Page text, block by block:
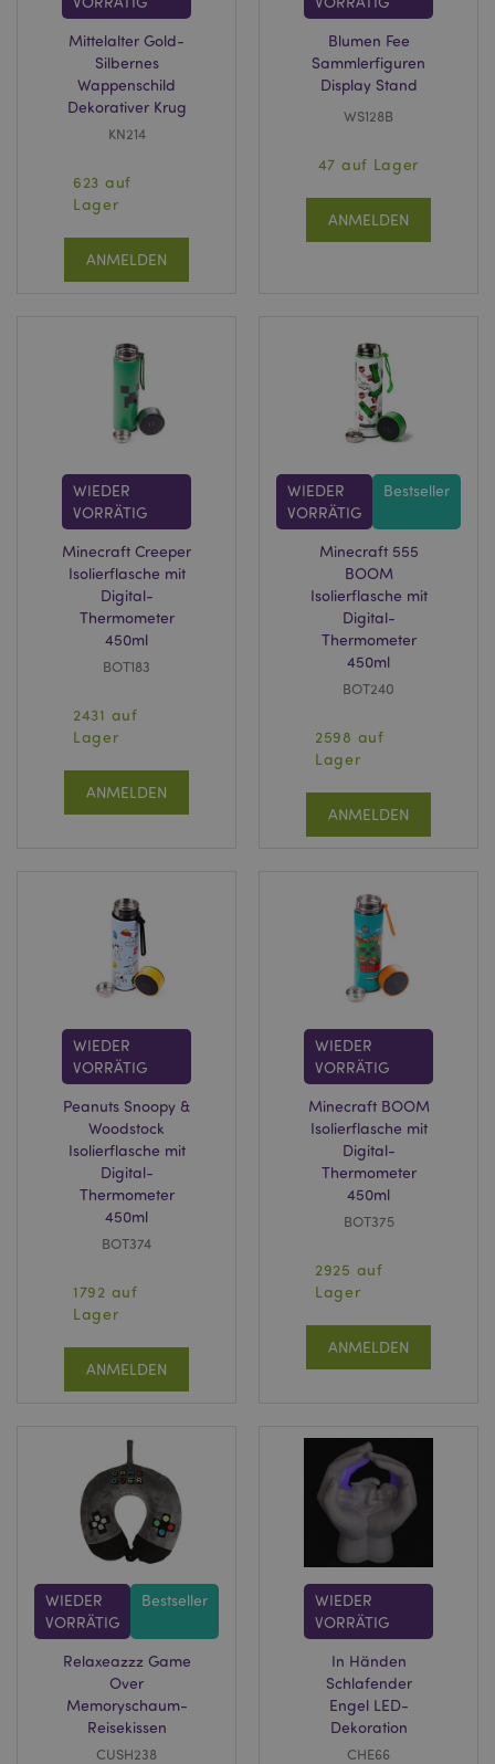
Mittelalter Gold-
Silbernes
Wappenschild
Dekorativer Krug
KN214
623 auf
Lager
ANMELDEN
Blumen Fee
Sammlerfiguren
Display Stand
WS128B
47 auf Lager
ANMELDEN
WIEDER
VORRÄTIG
Minecraft Creeper
Isolierflasche mit
Digital-
Thermometer
450ml
BOT183
2431 auf
Lager
ANMELDEN
WIEDER
VORRÄTIG
Bestseller
Minecraft 555
BOOM
Isolierflasche mit
Digital-
Thermometer
450ml
BOT240
2598 auf
Lager
ANMELDEN
WIEDER
VORRÄTIG
Peanuts Snoopy &
Woodstock
Isolierflasche mit
Digital-
Thermometer
450ml
BOT374
1792 auf
Lager
ANMELDEN
WIEDER
VORRÄTIG
Minecraft BOOM
Isolierflasche mit
Digital-
Thermometer
450ml
BOT375
2925 auf
Lager
ANMELDEN
WIEDER
VORRÄTIG
Bestseller
Relaxeazzz Game
Over
Memoryschaum-
Reisekissen
CUSH238
WIEDER
VORRÄTIG
In Händen
Schlafender
Engel LED-
Dekoration
CHE66